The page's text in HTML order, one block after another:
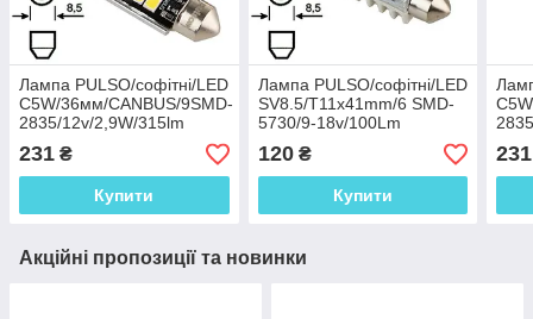
Лампа PULSO/софітні/LED
C5W/36мм/CANBUS/9SMD-
2835/12v/2,9W/315lm
White
231 ₴
Купити
Лампа PULSO/софітні/LED
SV8.5/T11x41mm/6 SMD-
5730/9-18v/100Lm
120₴
Купити
231
Акційні пропозиції та новинки